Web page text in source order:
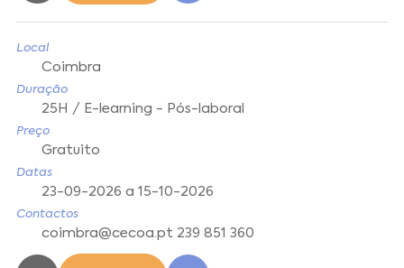
Local
Coimbra
Duração
25H / E-learning - Pós-laboral
Preço
Gratuito
Datas
23-09-2026 a 15-10-2026
Contactos
coimbra@cecoa.pt 239 851 360